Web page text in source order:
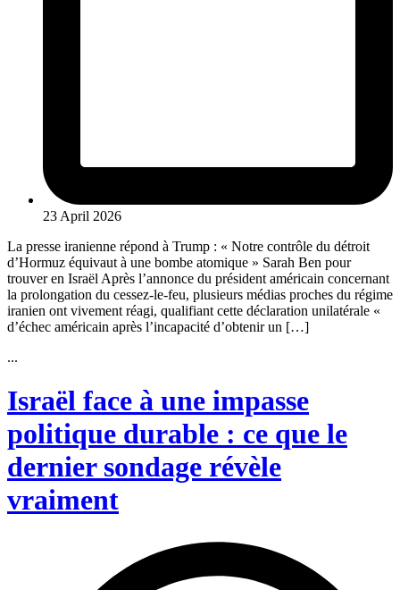
23 April 2026
La presse iranienne répond à Trump : « Notre contrôle du détroit
d’Hormuz équivaut à une bombe atomique » Sarah Ben pour
trouver en Israël Après l’annonce du président américain concernant
la prolongation du cessez-le-feu, plusieurs médias proches du régime
iranien ont vivement réagi, qualifiant cette déclaration unilatérale «
d’échec américain après l’incapacité d’obtenir un […]
...
Israël face à une impasse
politique durable : ce que le
dernier sondage révèle
vraiment